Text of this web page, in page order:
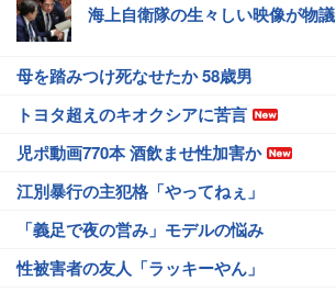
海上自衛隊の生々しい映像が物議
母を踏みつけ死なせたか 58歳男
トヨタ超えのキオクシアに苦言
児ポ動画770本 酒飲ませ性加害か
江別暴行の主犯格「やってねぇ」
「義足で夜の営み」モデルの悩み
性被害者の友人「ラッキーやん」